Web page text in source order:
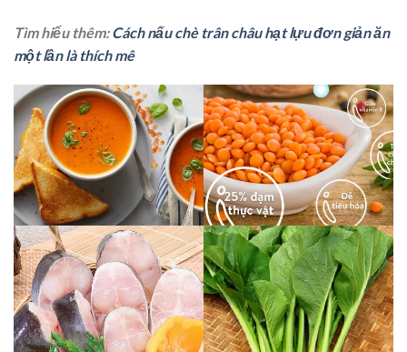
Tìm hiểu thêm:Cách nấu chè trân châu hạt lựu đơn giản ăn
một lần là thích mê